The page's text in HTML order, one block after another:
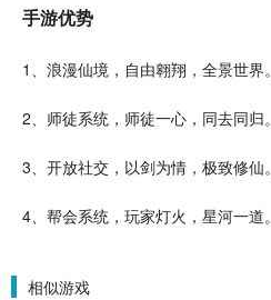
手游优势
1、 浪漫仙境， 自由翱翔，全景世界。
2、师徒系统，师徒一心，同去同归。
3、开放社交 ，以剑为情，极致修仙。
4、帮会系统，玩家灯火，星河一道。
相似游戏